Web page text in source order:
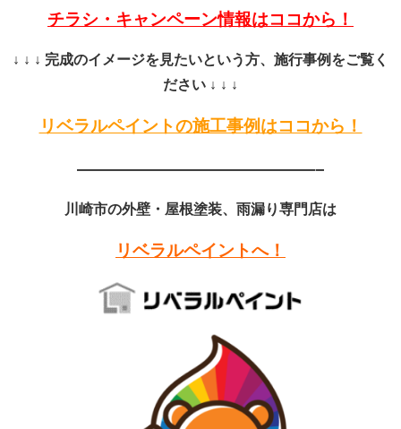
チラシ・キャンペーン情報はココから！
↓ ↓ ↓ 完成のイメージを見たいという方、施行事例をご覧く
ださい ↓ ↓ ↓
リベラルペイントの施工事例はココから！
——————————————–
川崎市の外壁・屋根塗装、雨漏り専門店は
リベラルペイントへ！